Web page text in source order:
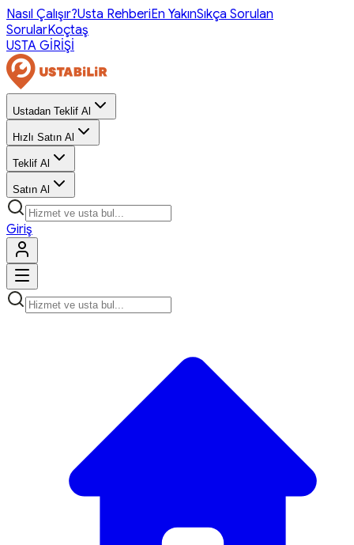
Nasıl Çalışır?Usta RehberiEn YakınSıkça Sorulan
SorularKoçtaş
USTA GİRİŞİ
Ustadan Teklif Al
Hızlı Satın Al
Teklif Al
Satın Al
Giriş